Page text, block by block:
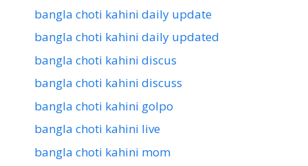
bangla choti kahini daily update
bangla choti kahini daily updated
bangla choti kahini discus
bangla choti kahini discuss
bangla choti kahini golpo
bangla choti kahini live
bangla choti kahini mom